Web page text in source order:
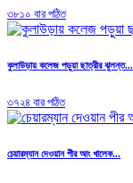
৩৮১০ বার পঠিত
কুলাউড়ায় কলেজ পড়ুয়া ছাত্রীর ঝুলন্ত...
৩৭২৪ বার পঠিত
চেয়ারম্যান দেওয়ান পীর আং খালেক...